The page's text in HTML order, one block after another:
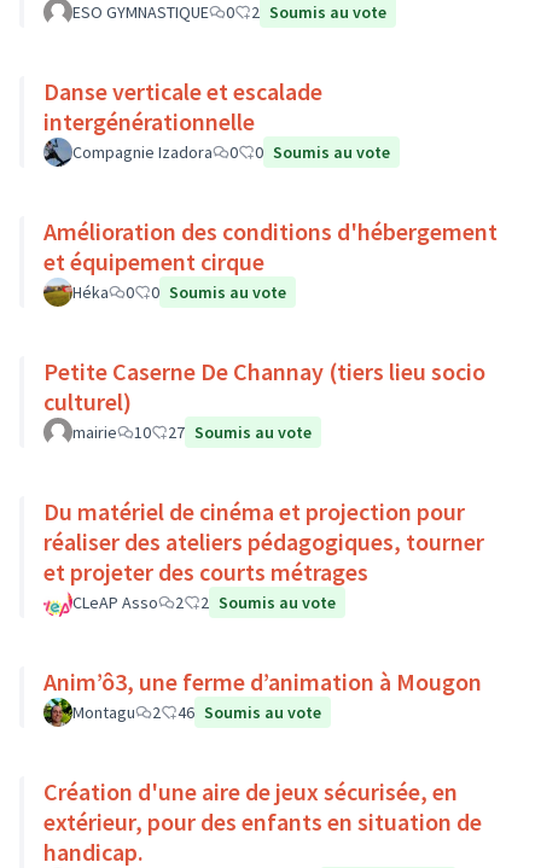
ESO GYMNASTIQUE 0 2 Soumis au vote
Danse verticale et escalade
intergénérationnelle
Compagnie Izadora 0 0 Soumis au vote
Amélioration des conditions d'hébergement
et équipement cirque
Héka 0 0 Soumis au vote
Petite Caserne De Channay (tiers lieu socio
culturel)
mairie 10 27 Soumis au vote
Du matériel de cinéma et projection pour
réaliser des ateliers pédagogiques, tourner
et projeter des courts métrages
CLeAP Asso 2 2 Soumis au vote
Anim’ô3, une ferme d’animation à Mougon
Montagu 2 46 Soumis au vote
Création d'une aire de jeux sécurisée, en
extérieur, pour des enfants en situation de
handicap.